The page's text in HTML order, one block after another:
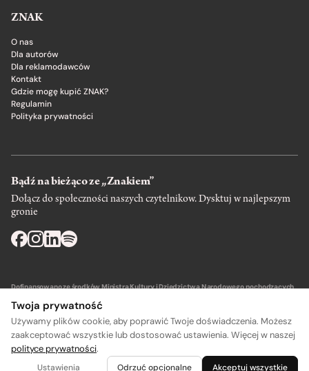
ZNAK
O nas
Dla autorów
Dla reklamodawców
Kontakt
Gdzie mogę kupić ZNAK?
Regulamin
Polityka prywatności
Bądź na bieżąco ze „Znakiem”
Dołącz do społeczności naszych czytelnikow. Dysktuj w najlepszym
gronie
Dofinansowano ze środków Ministra Kultury i Dziedzictwa Narodowego pochodzących
Wydawca: SIW Znak w Krakowie
Twoja prywatność
Używamy plików cookie, aby poprawić Twoje doświadczenia. Możesz
zaakceptować wszystkie lub dostosować ustawienia. Więcej w naszej
polityce prywatności.
Ustawienia Odrzuć opcjonalne Akceptuj wszystkie